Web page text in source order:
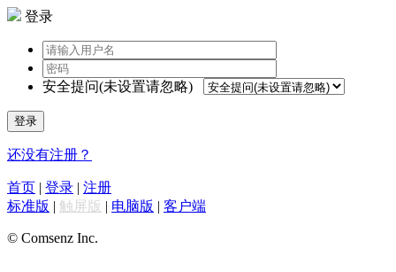
登录
安全提问(未设置请忽略)
登录
还没有注册？
首页 | 登录 | 注册
标准版 | 触屏版 | 电脑版 | 客户端
© Comsenz Inc.